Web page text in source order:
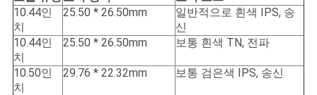
10.44인
치
25.50 * 26.50mm
일반적으로 흰색 IPS, 송
신
10.44인
치
25.50 * 26.50mm 보통 흰색 TN, 전파
10.50인
치
29.76 * 22.32mm 보통 검은색 IPS, 송신